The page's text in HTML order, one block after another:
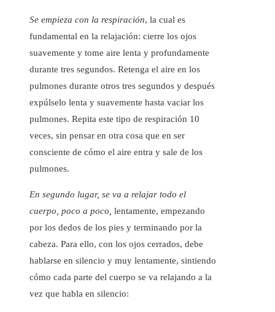
Se empieza con la respiración, la cual es
fundamental en la relajación: cierre los ojos
suavemente y tome aire lenta y profundamente
durante tres segundos. Retenga el aire en los
pulmones durante otros tres segundos y después
expúlselo lenta y suavemente hasta vaciar los
pulmones. Repita este tipo de respiración 10
veces, sin pensar en otra cosa que en ser
consciente de cómo el aire entra y sale de los
pulmones.
En segundo lugar, se va a relajar todo el
cuerpo, poco a poco, lentamente, empezando
por los dedos de los pies y terminando por la
cabeza. Para ello, con los ojos cerrados, debe
hablarse en silencio y muy lentamente, sintiendo
cómo cada parte del cuerpo se va relajando a la
vez que habla en silencio: